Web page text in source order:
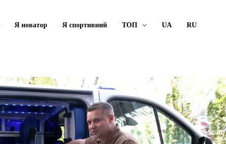
Я новатор Я спортивний ТОП UA RU